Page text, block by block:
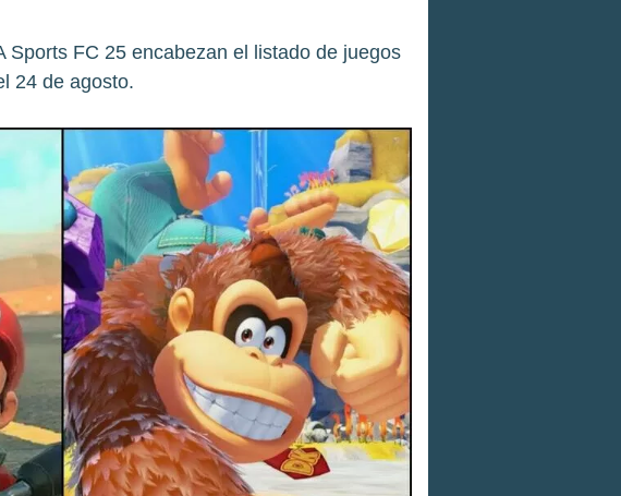
FC 25 encabezan el listado de juegos
24 de agosto.